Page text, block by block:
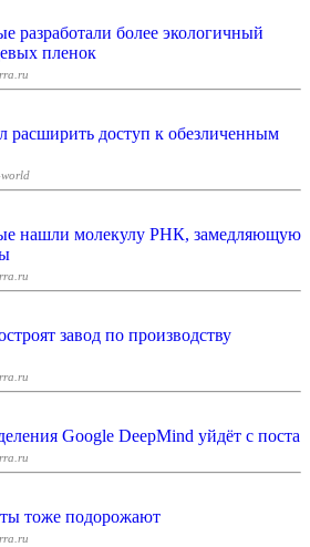
разработали более экологичный
пленок
расширить доступ к обезличенным
world
нашли молекулу РНК, замедляющую
завод по производству
Google DeepMind уйдёт с поста
тоже подорожают